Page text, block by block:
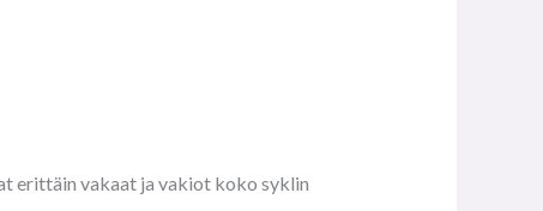
erittäin vakaat ja vakiot koko syklin